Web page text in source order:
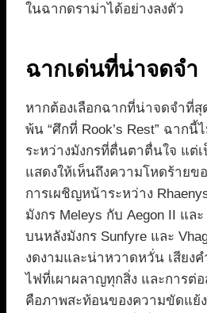
ในฉากดราม่าได้อย่างลงตัว
ฉากเด่นที่น่าจดจำ
หากต้องเลือกฉากที่น่าจดจำที่
พ้น “ศึกที่ Rook’s Rest” ฉากนี้
ระหว่างมังกรที่ตื่นตาตื่นใจ แต่
แสดงให้เห็นถึงความโหดร้ายข
การเผชิญหน้าระหว่าง
มังกร Meleys กับ Aegon II และ
บนหลังมังกร Sunfyre และ
งดงามและน่าหวาดหวั่น เสียงค
ไฟที่เผาผลาญทุกสิ่ง และการต่
คือภาพสะท้อนของความขัดแย้